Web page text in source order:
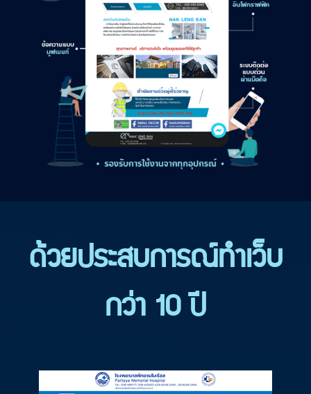
ด้วยประสบการณ์ทำเว็บ
กว่า 10 ปี